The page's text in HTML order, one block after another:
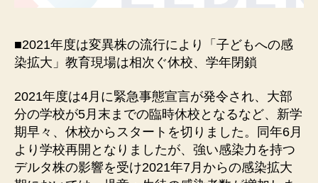
■2021年度は変異株の流⾏により「⼦どもへの感
染拡⼤」教育現場は相次ぐ休校、学年閉鎖
2021年度は4⽉に緊急事態宣⾔が発令され、⼤部
分の学校が5⽉末までの臨時休校となるなど、新学
期早々、休校からスタートを切りました。同年6⽉
より学校再開となりましたが、強い感染⼒を持つ
デルタ株の影響を受け2021年7⽉からの感染拡⼤